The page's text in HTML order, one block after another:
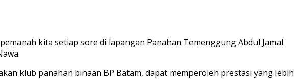
kita setiap sore di lapangan Panahan Temenggung Abdul Jamal
klub panahan binaan BP Batam, dapat memperoleh prestasi yang lebih